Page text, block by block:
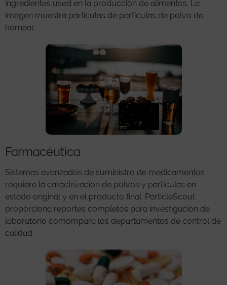
ingredientes used en la producción de alimentos. La
imagen muestra particulas de partículas de polvo de
hornear.
Farmacéutica
Sistemas avanzados de suministro de medicamentos
requiere la caractrización de polvos y partículas en
estado original y en el producto final. ParticleScout
proporciona reportes completos para investigación de
laboratorio comompara los departamentos de control de
calidad.